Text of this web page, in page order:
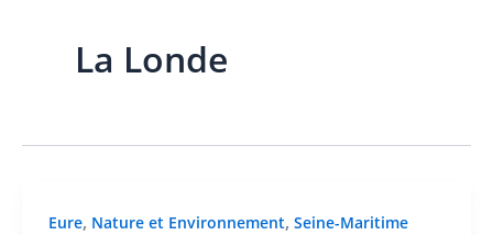
La Londe
Eure, Nature et Environnement, Seine-Maritime